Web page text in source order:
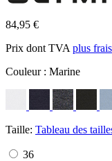
84,95 €
Prix dont TVA plus
Couleur : Marine
Taille: Tableau des
36